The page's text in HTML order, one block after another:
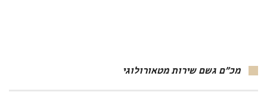
מכ"ם גשם שירות מטאורולוגי